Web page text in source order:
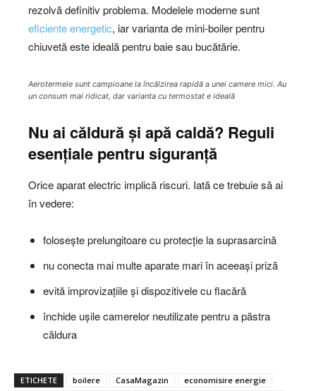
rezolvă definitiv problema. Modelele moderne sunt
eficiente energetic, iar varianta de mini-boiler pentru
chiuvetă este ideală pentru baie sau bucătărie.
Aerotermele sunt campioane la încălzirea rapidă a unei camere mici. Au
un consum mai ridicat, dar varianta cu termostat e ideală
Nu ai căldură și apă caldă? Reguli
esențiale pentru siguranță
Orice aparat electric implică riscuri. Iată ce trebuie să ai
în vedere:
folosește prelungitoare cu protecție la suprasarcină
nu conecta mai multe aparate mari în aceeași priză
evită improvizațiile și dispozitivele cu flacără
închide ușile camerelor neutilizate pentru a păstra
căldura
ETICHETE boilere CasaMagazin
economisire energie